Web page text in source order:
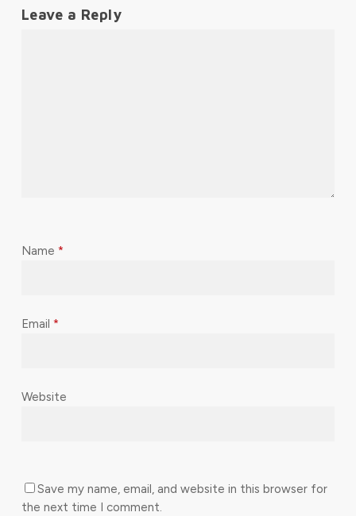
Leave a Reply
Name *
Email *
Website
Save my name, email, and website in this browser for
the next time I comment.